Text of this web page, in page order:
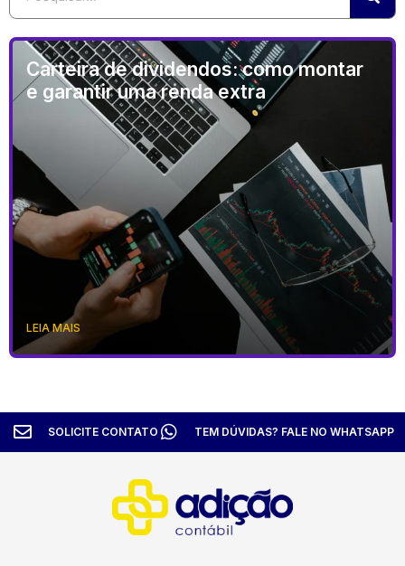
Carteira de dividendos: como montar
e garantir uma renda extra
LEIA MAIS
SOLICITE CONTATO TEM DÚVIDAS? FALE NO WHATSAPP